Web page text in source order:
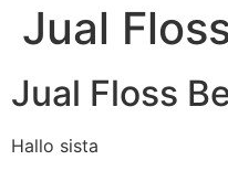
Jual
Jual Floss
Hallo sista